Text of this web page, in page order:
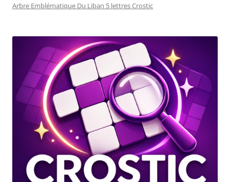
Arbre Emblématique Du Liban 5 lettres Crostic